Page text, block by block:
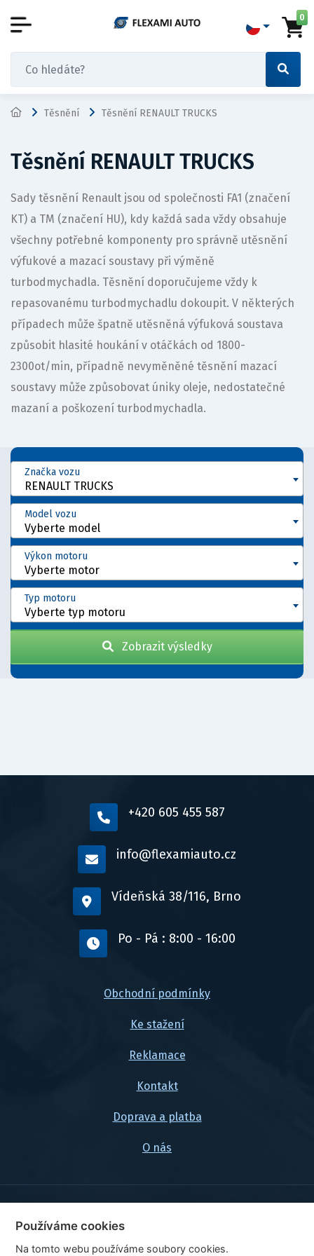
0
Těsnění Těsnění RENAULT TRUCKS
Těsnění RENAULT TRUCKS
Sady těsnění Renault jsou od společnosti FA1 (značení
KT) a TM (značení HU), kdy každá sada vždy obsahuje
všechny potřebné komponenty pro správně utěsnění
výfukové a mazací soustavy při výměně
turbodmychadla. Těsnění doporučujeme vždy k
repasovanému turbodmychadlu dokoupit. V některých
případech může špatně utěsněná výfuková soustava
způsobit hlasité houkání v otáčkách od 1800-
2300ot/min, případně nevyměněné těsnění mazací
soustavy může způsobovat úniky oleje, nedostatečné
mazaní a poškození turbodmychadla.
RENAULT TRUCKS
Značka vozu
Vyberte model
Model vozu
Vyberte motor
Výkon motoru
Vyberte typ motoru
Typ motoru
Zobrazit výsledky
+420 605 455 587
info@flexamiauto.cz
Vídeňská 38/116, Brno
Po - Pá : 8:00 - 16:00
Obchodní podmínky
Ke stažení
Reklamace
Kontakt
Doprava a platba
O nás
© 2026, FlexaMi Auto s.r.o.
Ceny jsou uvedeny vč. DPH
Používáme cookies
Na tomto webu používáme soubory cookies.